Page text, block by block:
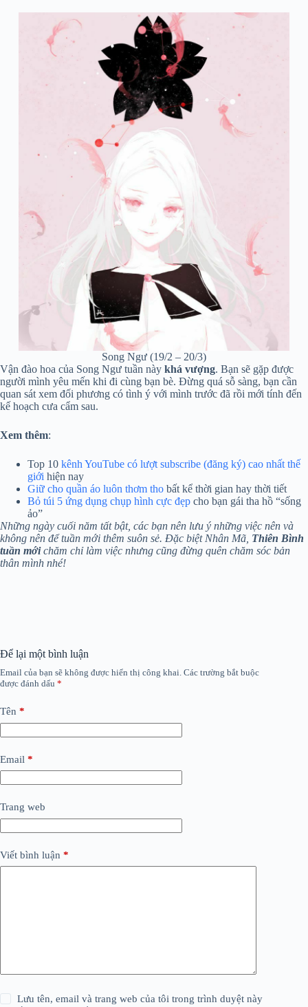
Song Ngư (19/2 – 20/3)
Vận đào hoa của Song Ngư tuần này khá vượng. Bạn sẽ gặp được
người mình yêu mến khi đi cùng bạn bè. Đừng quá sỗ sàng, bạn cần
quan sát xem đối phương có tình ý với mình trước đã rồi mới tính đến
kế hoạch cưa cẩm sau.
Xem thêm:
Top 10 kênh YouTube có lượt subscribe (đăng ký) cao nhất thế
giới hiện nay
Giữ cho quần áo luôn thơm tho bất kể thời gian hay thời tiết
Bỏ túi 5 ứng dụng chụp hình cực đẹp cho bạn gái tha hồ “sống
ảo”
Những ngày cuối năm tất bật, các bạn nên lưu ý những việc nên và
không nên để tuần mới thêm suôn sẻ. Đặc biệt Nhân Mã, Thiên Bình
tuần mớichăm chỉ làm việc nhưng cũng đừng quên chăm sóc bản
thân mình nhé!
Để lại một bình luận
Email của bạn sẽ không được hiển thị công khai. Các trường bắt buộc
được đánh dấu *
Tên *
Email *
Trang web
Viết bình luận *
Lưu tên, email và trang web của tôi trong trình duyệt này